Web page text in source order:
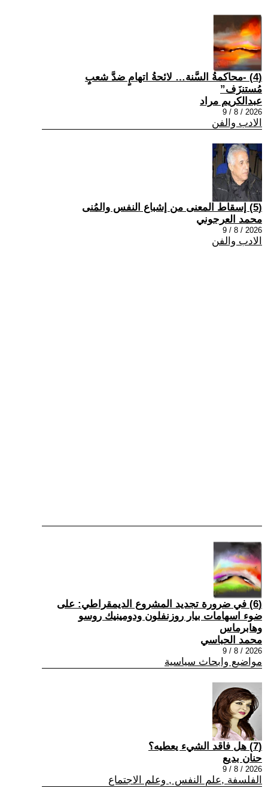
(4) -محاكمةُ السَّنة… لائحةُ اتهامٍ ضدَّ شعبٍ
مُستنزَف”
عبدالكريم مراد
2026 / 8 / 9
الادب والفن
(5) إسقاط المعنى من إشباع النفس والمُنى
محمد العرجوني
2026 / 8 / 9
الادب والفن
(6) في ضرورة تجديد المشروع الديمقراطي: على
ضوء اسهامات بيار روزنفلون ودومينيك روسو
وهابرماس
محمد الحباسي
2026 / 8 / 9
مواضيع وابحاث سياسية
(7) هل فاقد الشيء يعطيه؟
حنان بديع
2026 / 8 / 9
الفلسفة ,علم النفس , وعلم الاجتماع